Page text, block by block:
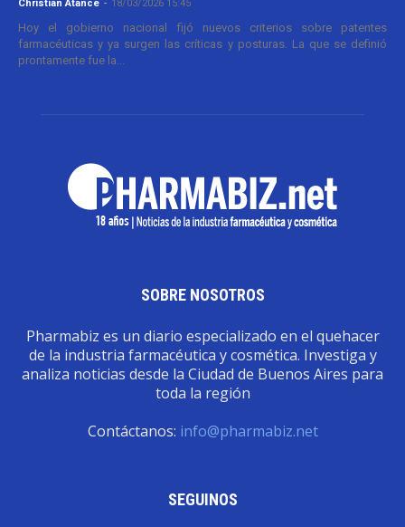
Christian Atance - 18/03/2026 15:45
Hoy el gobierno nacional fijó nuevos criterios sobre patentes
farmacéuticas y ya surgen las críticas y posturas. La que se definió
prontamente fue la...
SOBRE NOSOTROS
Pharmabiz es un diario especializado en el quehacer
de la industria farmacéutica y cosmética. Investiga y
analiza noticias desde la Ciudad de Buenos Aires para
toda la región
Contáctanos: info@pharmabiz.net
SEGUINOS